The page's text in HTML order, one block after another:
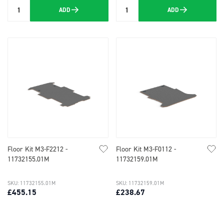
Quantity ADD Quantity ADD
Floor Kit M3-F2212 -
11732155.01M
£455.15
SKU: 11732155.01M
Floor Kit M3-F0112 -
11732159.01M
£238.67
SKU: 11732159.01M